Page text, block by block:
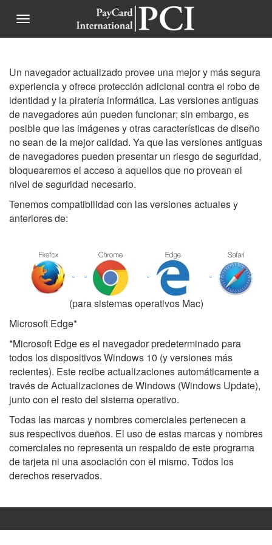
Saltar al contenido principal
Un navegador actualizado provee una mejor y más segura
experiencia y ofrece protección adicional contra el robo de
identidad y la piratería informática. Las versiones antiguas
de navegadores aún pueden funcionar; sin embargo, es
posible que las imágenes y otras características de diseño
no sean de la mejor calidad. Ya que las versiones antiguas
de navegadores pueden presentar un riesgo de seguridad,
bloquearemos el acceso a aquellos que no provean el
nivel de seguridad necesario.
Tenemos compatibilidad con las versiones actuales y
anteriores de:
(para sistemas operativos Mac)
Microsoft Edge*
*Microsoft Edge es el navegador predeterminado para
todos los dispositivos Windows 10 (y versiones más
recientes). Este recibe actualizaciones automáticamente a
través de Actualizaciones de Windows (Windows Update),
junto con el resto del sistema operativo.
Todas las marcas y nombres comerciales pertenecen a
sus respectivos dueños. El uso de estas marcas y nombres
comerciales no representa un respaldo de este programa
de tarjeta ni una asociación con el mismo. Todos los
derechos reservados.